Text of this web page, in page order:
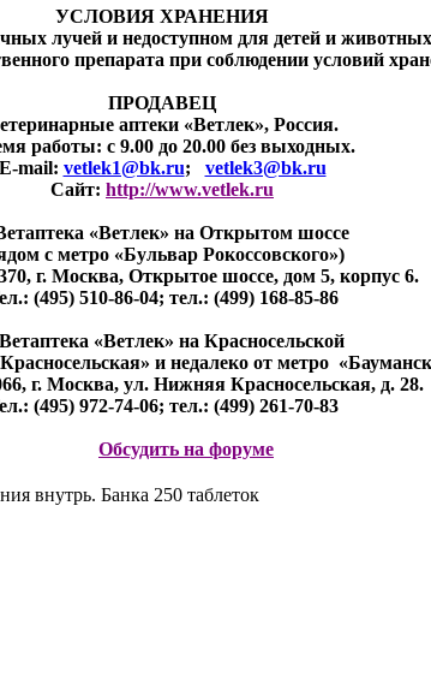
УСЛОВИЯ ХРАНЕНИЯ
лучей и недоступном для детей и
препарата при соблюдении условий
ПРОДАВЕЦ
аптеки «Ветлек», Россия.
работы: с 9.00 до 20.00 без выходных.
E-mail: vetlek1@bk.ru; vetlek3@bk.ru
Сайт: http://www.vetlek.ru
«Ветлек» на Открытом шоссе
с метро «Бульвар Рокоссовского»)
г. Москва, Открытое шоссе, дом 5, корпус 6.
(495) 510-86-04; тел.: (499) 168-85-86
«Ветлек» на Красносельской
и недалеко от метро
г. Москва, ул. Нижняя Красносельская, д. 28.
(495) 972-74-06; тел.: (499) 261-70-83
Обсудить на форуме
внутрь. Банка 250 таблеток